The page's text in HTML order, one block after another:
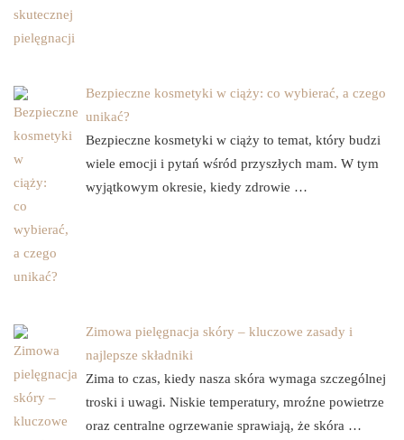
Bezpieczne kosmetyki w ciąży: co wybierać, a czego
unikać?
Bezpieczne kosmetyki w ciąży to temat, który budzi
wiele emocji i pytań wśród przyszłych mam. W tym
wyjątkowym okresie, kiedy zdrowie …
Zimowa pielęgnacja skóry – kluczowe zasady i
najlepsze składniki
Zima to czas, kiedy nasza skóra wymaga szczególnej
troski i uwagi. Niskie temperatury, mroźne powietrze
oraz centralne ogrzewanie sprawiają, że skóra …